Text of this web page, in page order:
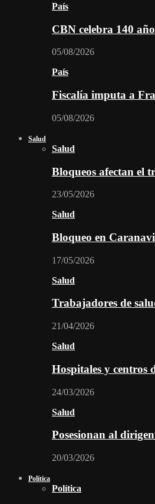
País
CBN celebra 140
05/08/2026
País
Fiscalía imputa a
05/08/2026
Salud
Salud
Bloqueos afectan el
23/05/2026
Salud
Bloqueo en
17/05/2026
Salud
Trabajadores de
21/04/2026
Salud
Hospitales y centros
24/03/2026
Salud
Posesionan al
20/03/2026
Política
Política